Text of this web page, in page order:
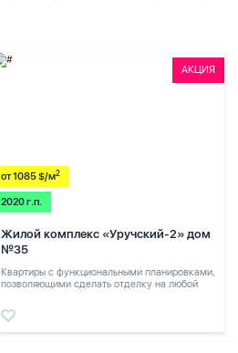
АКЦИЯ
от 1085 $/м2
2020 г.п.
Жилой комплекс «Уручский-2» дом
№35
Квартиры с функциональными планировками,
позволяющими сделать отделку на любой